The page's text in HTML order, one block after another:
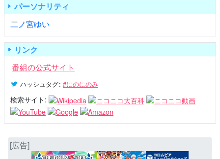
パーソナリティ
二ノ宮ゆい
リンク
番組の公式サイト
ハッシュタグ: #にのにのみ
検索サイト:
[広告]